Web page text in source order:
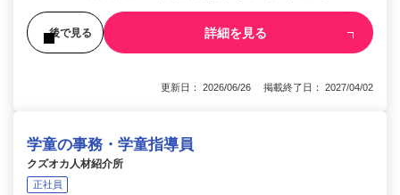
後で見る 詳細を見る
更新日： 2026/06/26 掲載終了日： 2027/04/02
学童の事務・学童指導員
クズオカ人材紹介所
正社員